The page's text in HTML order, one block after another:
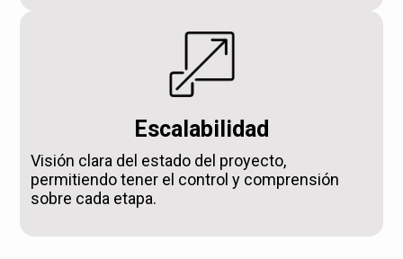
Escalabilidad
Visión clara del estado del proyecto,
permitiendo tener el control y comprensión
sobre cada etapa.